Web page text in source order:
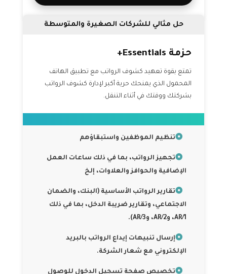
حل مثالي للشركات الصغيرة والمتوسطة
حزمة Essentials+
تمتع بقوة تعهيد كشوف الرواتب مع تطبيق الهاتف
المحمول الذي يمنحك حرية أكبر لإدارة كشوف الرواتب
بشركتك ووقتك في أثناء التنقل.
تنظيم الموظفين واستبقاؤهم
تجهيز الرواتب، بما في ذلك ساعات العمل
الإضافية والحوافز والعلاوات، إلخ
تقارير الرواتب الأساسية (البنك، والضمان
الاجتماعي، وتقارير ضريبة الدخل، بما في ذلك
AR/1، وAR/2، وAR/3).
إرسال تنبيهات إيداع الرواتب بالبريد
الإلكتروني مع شعار الشركة.
تخصيص صفحة تسجيل الدخول للوصول